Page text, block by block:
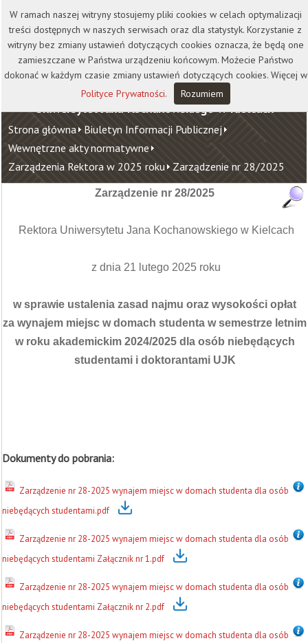
Kontakt Biblioteka
Wydawnictwo
Wirtualna Uczelnia
Uniwersytet Jana Kochanowskiego w Kielcach
Strona główna Biuletyn Informacji Publicznej
Wewnętrzne akty normatywne
Zarządzenia Rektora w 2025 roku Zarządzenie nr 28/2025
Zarządzenie nr 28/2025
Rektora Uniwersytetu Jana Kochanowskiego w Kielcach
z dnia 21 lutego 2025 roku
w sprawie ustalenia zasad najmu oraz wysokości opłat
za wynajem miejsc w domach studenta w semestrze letnim
w roku akademickim 2024/2025 dla osób niebędących
studentami i doktorantami UJK
Dokumenty do pobrania:
Zarządzenie nr 28-2025 wynajem miejsc w domach studenta dla osób
niebędących studentami.pdf
Zarządzenie nr 28-2025 wynajem miejsc w domach studenta dla osób
niebędących studentami Załącznik nr 1.pdf
Zarządzenie nr 28-2025 wynajem miejsc w domach studenta dla osób
niebędących studentami Załącznik nr 2.pdf
Zarządzenie nr 28-2025 wynajem miejsc w domach studenta dla osób
W ramach naszej witryny stosujemy pliki cookies w celach optymalizacji
treści dostępnych w naszych serwisach oraz dla statystyk. Korzystanie z
witryny bez zmiany ustawień dotyczących cookies oznacza, że będą one
zamieszczane w Państwa urządzeniu końcowym. Możecie Państwo
dokonać w każdym czasie zmiany ustawień dotyczących cookies. Więcej w
Polityce Prywatności. Rozumiem